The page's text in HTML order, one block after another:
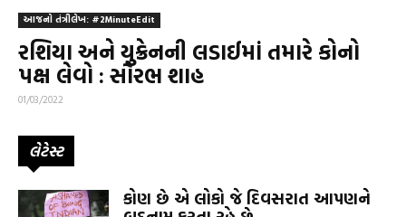
આજનો તંત્રીલેખ: #2MinuteEdit
રશિયા અને યુક્રેનની લડાઈમાં તમારે કોનો
પક્ષ લેવો : સૌરભ શાહ
01/03/2022
લેટેસ્ટ
કોણ છે એ લોકો જે દિવસરાત આપણને